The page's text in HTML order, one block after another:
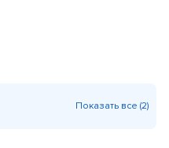
Показать все (2)